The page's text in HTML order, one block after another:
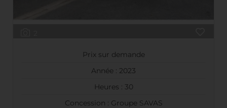
Prix sur demande
Année : 2023
Heures : 30
Concession : Groupe SAVAS